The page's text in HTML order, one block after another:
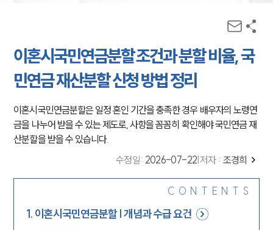
이혼시국민연금분할 조건과 분할 비율, 국
민연금 재산분할 신청 방법 정리
이혼시국민연금분할은 일정 혼인 기간을 충족한 경우 배우자의 노령연
금을 나누어 받을 수 있는 제도로, 사항을 꼼꼼히 확인해야 국민연금 재
산분할을 받을 수 있습니다.
수정일: 2026-07-22 저자 : 조경희
CONTENTS
1. 이혼시국민연금분할 | 개념과 수급 요건